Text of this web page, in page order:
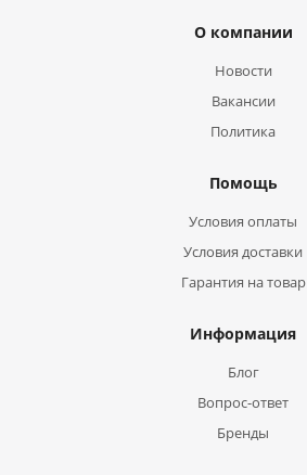
О компании
Новости
Вакансии
Политика
Помощь
Условия оплаты
Условия доставки
Гарантия на товар
Информация
Блог
Вопрос-ответ
Бренды